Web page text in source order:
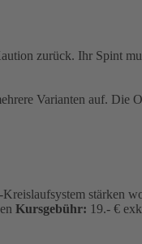
zurück. Ihr Spint
Varianten auf. Die
stärken
Kursgebühr: 19.- €